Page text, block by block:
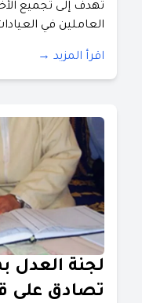
تهدف إلى تجميع
العاملين في
اقرأ المزيد →
لجنة
تصادق على